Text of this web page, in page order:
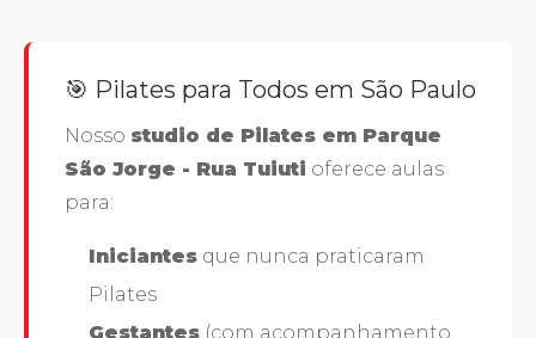
🎯 Pilates para Todos em São Paulo
Nosso studio de Pilates em Parque
São Jorge - Rua Tuiuti oferece aulas
para:
Iniciantes que nunca praticaram
Pilates
Gestantes (com acompanhamento